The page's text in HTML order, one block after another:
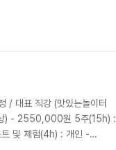
/ 대표 직강 (맛있는놀이터
) - 2550,000원 5주(15h) :
및 체험(4h) : 개인 -